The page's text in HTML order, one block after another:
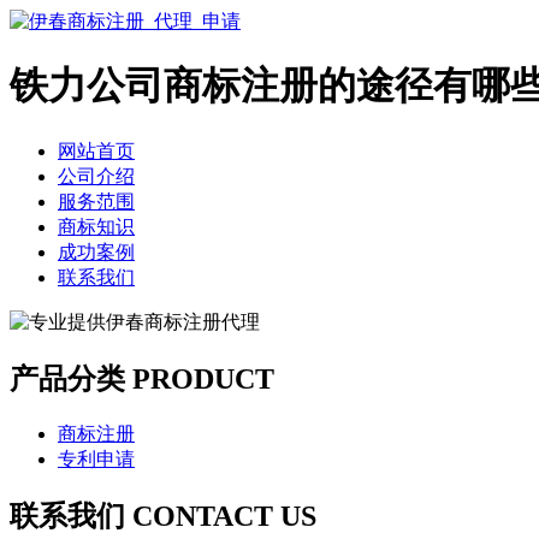
铁力公司商标注册的途径有哪
网站首页
公司介绍
服务范围
商标知识
成功案例
联系我们
产品分类 PRODUCT
商标注册
专利申请
联系我们 CONTACT US